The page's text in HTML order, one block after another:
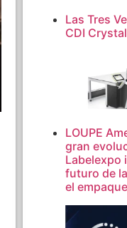
Las Tres
CDI Crystal
LOUPE
gran
Labelexpo
futuro de
el